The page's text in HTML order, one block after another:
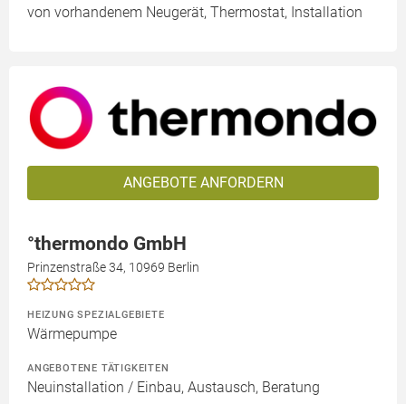
von vorhandenem Neugerät, Thermostat, Installation
ANGEBOTE ANFORDERN
°thermondo GmbH
Prinzenstraße 34, 10969 Berlin
HEIZUNG SPEZIALGEBIETE
Wärmepumpe
ANGEBOTENE TÄTIGKEITEN
Neuinstallation / Einbau, Austausch, Beratung